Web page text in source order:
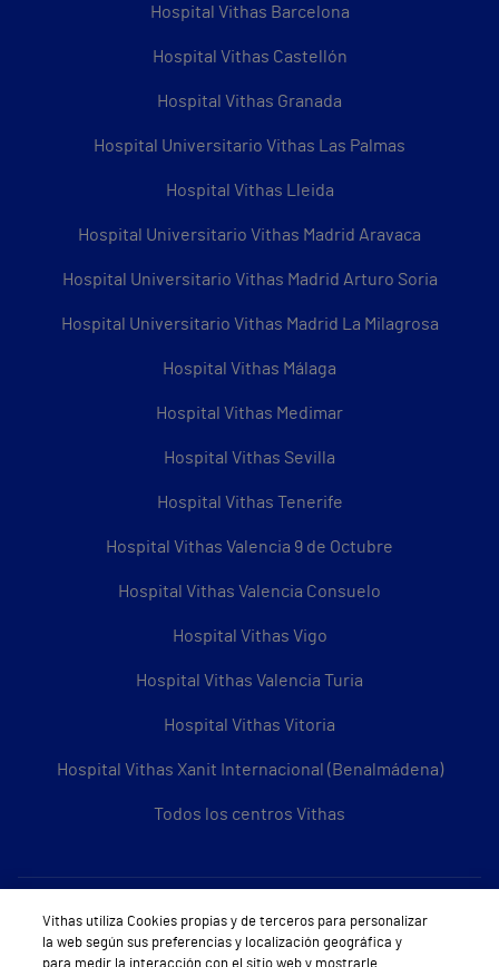
Hospital Vithas Barcelona
Hospital Vithas Castellón
Hospital Vithas Granada
Hospital Universitario Vithas Las Palmas
Hospital Vithas Lleida
Hospital Universitario Vithas Madrid Aravaca
Hospital Universitario Vithas Madrid Arturo Soria
Hospital Universitario Vithas Madrid La Milagrosa
Hospital Vithas Málaga
Hospital Vithas Medimar
Hospital Vithas Sevilla
Hospital Vithas Tenerife
Hospital Vithas Valencia 9 de Octubre
Hospital Vithas Valencia Consuelo
Hospital Vithas Vigo
Hospital Vithas Valencia Turia
Hospital Vithas Vitoria
Hospital Vithas Xanit Internacional (Benalmádena)
Todos los centros Vithas
Sobre Vithas
Quiénes somos
Vithas utiliza Cookies propias y de terceros para personalizar
la web según sus preferencias y localización geográfica y